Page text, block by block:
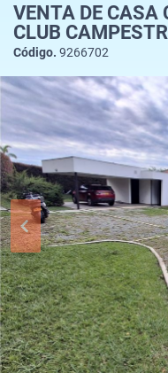
VENTA DE CASA
CLUB
Código. 9266702